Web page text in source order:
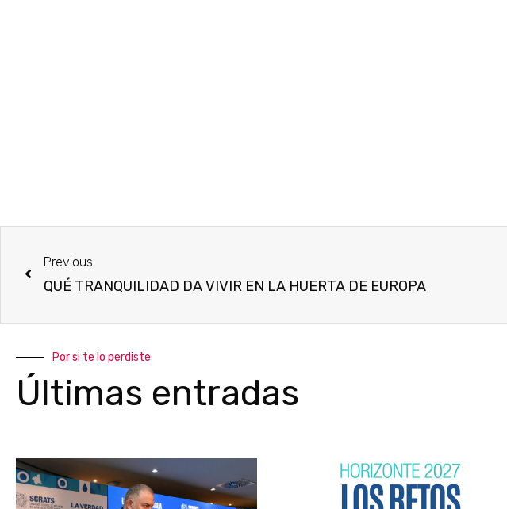
Previous
QUÉ TRANQUILIDAD DA VIVIR EN LA HUERTA DE EUROPA
Por si te lo perdiste
Últimas entradas